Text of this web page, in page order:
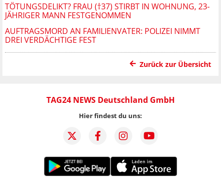
TÖTUNGSDELIKT? FRAU (†37) STIRBT IN WOHNUNG, 23-
JÄHRIGER MANN FESTGENOMMEN
AUFTRAGSMORD AN FAMILIENVATER: POLIZEI NIMMT
DREI VERDÄCHTIGE FEST
Zurück zur Übersicht
TAG24 NEWS Deutschland GmbH
Hier findest du uns: